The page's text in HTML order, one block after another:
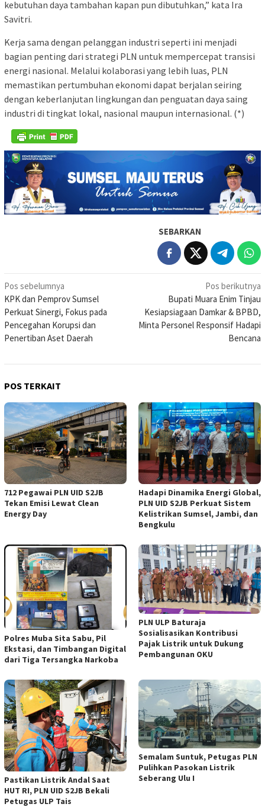
kebutuhan daya tambahan kapan pun dibutuhkan,” kata Ira
Savitri.
Kerja sama dengan pelanggan industri seperti ini menjadi
bagian penting dari strategi PLN untuk mempercepat transisi
energi nasional. Melalui kolaborasi yang lebih luas, PLN
memastikan pertumbuhan ekonomi dapat berjalan seiring
dengan keberlanjutan lingkungan dan penguatan daya saing
industri di tingkat lokal, nasional maupun internasional. (*)
SEBARKAN
Navigasi
pos
Pos sebelumnya
KPK dan Pemprov Sumsel
Perkuat Sinergi, Fokus pada
Pencegahan Korupsi dan
Penertiban Aset Daerah
Pos berikutnya
Bupati Muara Enim Tinjau
Kesiapsiagaan Damkar & BPBD,
Minta Personel Responsif Hadapi
Bencana
POS TERKAIT
712 Pegawai PLN UID S2JB
Tekan Emisi Lewat Clean
Energy Day
Hadapi Dinamika Energi Global,
PLN UID S2JB Perkuat Sistem
Kelistrikan Sumsel, Jambi, dan
Bengkulu
Polres Muba Sita Sabu, Pil
Ekstasi, dan Timbangan Digital
dari Tiga Tersangka Narkoba
PLN ULP Baturaja
Sosialisasikan Kontribusi
Pajak Listrik untuk Dukung
Pembangunan OKU
Pastikan Listrik Andal Saat
HUT RI, PLN UID S2JB Bekali
Petugas ULP Tais
Semalam Suntuk, Petugas PLN
Pulihkan Pasokan Listrik
Seberang Ulu I